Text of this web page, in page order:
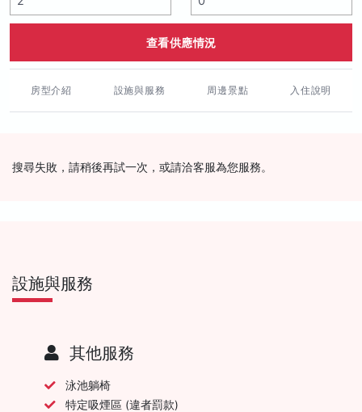
查看供應情況
房型介紹 設施與服務 周邊景點 入住說明
搜尋失敗，請稍後再試一次，或請洽客服為您服務。
設施與服務
其他服務
泳池躺椅
特定吸煙區 (違者罰款)